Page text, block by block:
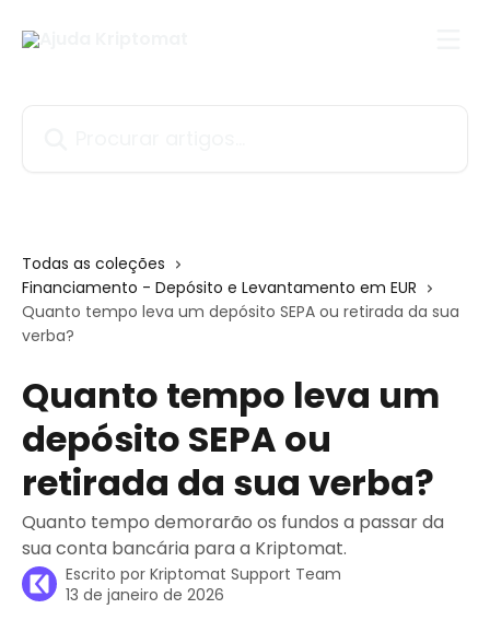
Todas as coleções
Financiamento - Depósito e Levantamento em EUR
Quanto tempo leva um depósito SEPA ou retirada da sua
verba?
Quanto tempo leva um
depósito SEPA ou
retirada da sua verba?
Quanto tempo demorarão os fundos a passar da
sua conta bancária para a Kriptomat.
Escrito por Kriptomat Support Team
13 de janeiro de 2026